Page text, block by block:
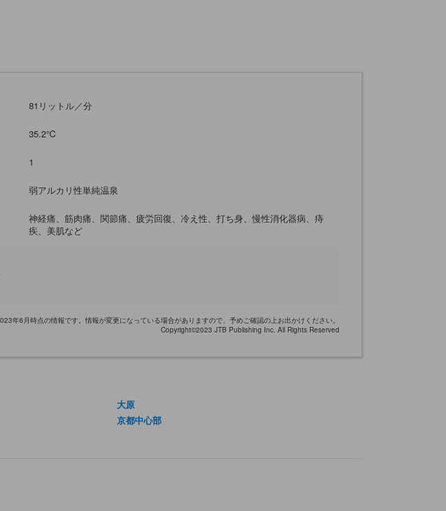
81リットル／分
35.2℃
1
弱アルカリ性単純温泉
神経痛、筋肉痛、関節痛、疲労回復、冷え性、打ち身、慢性消化器病、痔
疾、美肌など
年6月時点の情報です。情報が変更になっている場合がありますので、予めご確認の上お出かけください。
Copyright©2023 JTB Publishing Inc. All Rights Reserved
大原
京都中心部